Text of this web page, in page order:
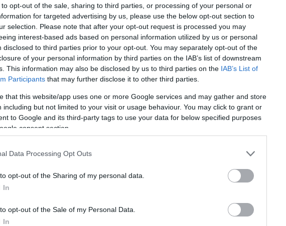
to opt-out of the sale, sharing to third parties, or processing of your personal or
for targeted advertising by us, please use the below opt-out section to
selection. Please note that after your opt-out request is processed you may
interest-based ads based on personal information utilized by us or personal
disclosed to third parties prior to your opt-out. You may separately opt-out of the
of your personal information by third parties on the IAB’s list of downstream
This information may also be disclosed by us to third parties on the IAB’s List of
Participants that may further disclose it to other third parties.
that this website/app uses one or more Google services and may gather and store
including but not limited to your visit or usage behaviour. You may click to grant or
to Google and its third-party tags to use your data for below specified purposes
consent section.
Data Processing Opt Outs
opt-out of the Sharing of my personal data.
In
opt-out of the Sale of my Personal Data.
In
Autogram Jurij
Sztálin pimp
A legjobb
Kvász-kiskáté
haladóknak
Legendás dallamok
Cseburáska és
orosz animációs
Legendás dallamok
Kedvenc
Szláv virtus
Közel-Kelet Blog
Keresés